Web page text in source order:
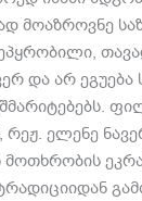
მოაზროვნე
და არ
რეჟ. ელენე